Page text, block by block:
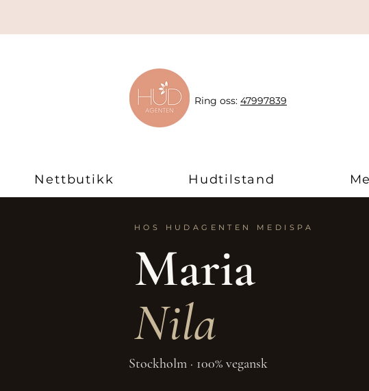
Ring oss: 47997839
Nettbutikk Hudtilstand
HOS HUDAGENTEN MEDISPA
Maria
Nila
Stockholm · 100% vegansk